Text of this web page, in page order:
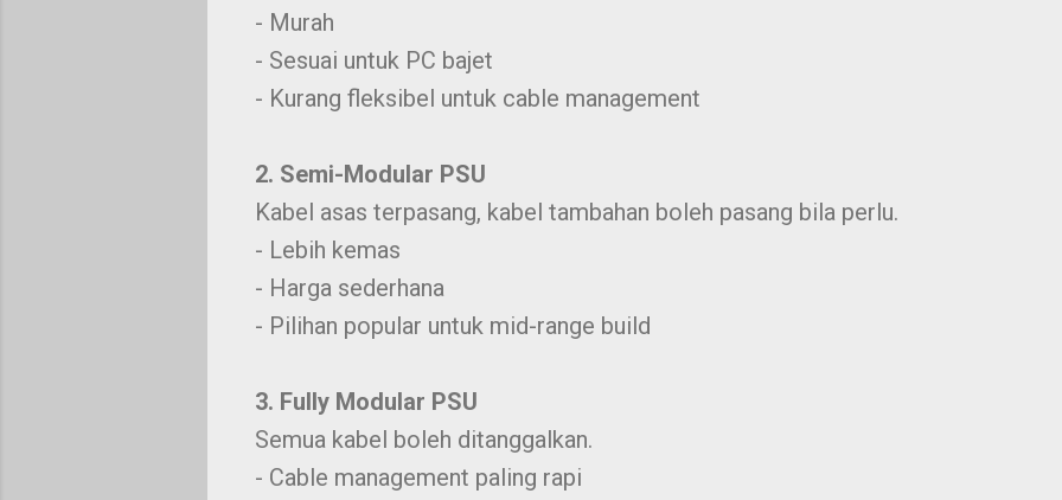
- Murah
- Sesuai untuk PC bajet
- Kurang fleksibel untuk cable management
2. Semi-Modular PSU
Kabel asas terpasang, kabel tambahan boleh pasang bila perlu.
- Lebih kemas
- Harga sederhana
- Pilihan popular untuk mid-range build
3. Fully Modular PSU
Semua kabel boleh ditanggalkan.
- Cable management paling rapi